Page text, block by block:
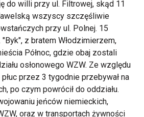
do willi przy ul. Filtrowej, skąd 11
wszyscy szczęśliwie
przy ul. Polnej. 15
z bratem Włodzimierzem,
Północ, gdzie obaj zostali
osłonowego WZW. Ze względu
przez 3 tygodnie przebywał na
po czym powrócił do oddziału.
jeńców niemieckich,
oraz w transportach żywności